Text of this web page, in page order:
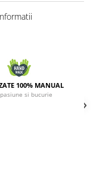
100% MANUAL
si bucurie